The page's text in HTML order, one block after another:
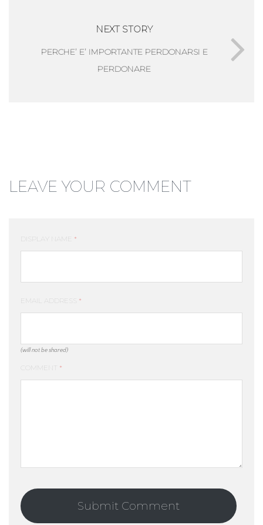
NEXT STORY
PERCHE’ E’ IMPORTANTE PERDONARSI E
PERDONARE
LEAVE YOUR COMMENT
DISPLAY NAME *
EMAIL ADDRESS *
(will not be shared)
COMMENT *